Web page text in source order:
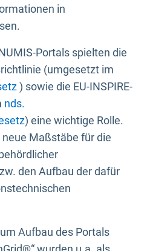
in
Portals spielten die
(umgesetzt im
) sowie die EU-INSPIRE-
nds.
) eine wichtige Rolle.
Maßstäbe für die
den Aufbau der dafür
Aufbau des Portals